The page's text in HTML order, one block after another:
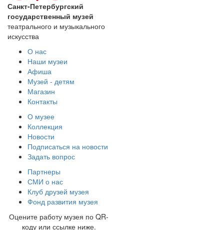
Санкт-Петербургский
государственный музей
театрального и музыкального
искусства
О нас
Наши музеи
Афиша
Музей - детям
Магазин
Контакты
О музее
Коллекция
Новости
Подписаться на новости
Задать вопрос
Партнеры
СМИ о нас
Клуб друзей музея
Фонд развития музея
Оцените работу музея по QR-
коду или ссылке ниже.